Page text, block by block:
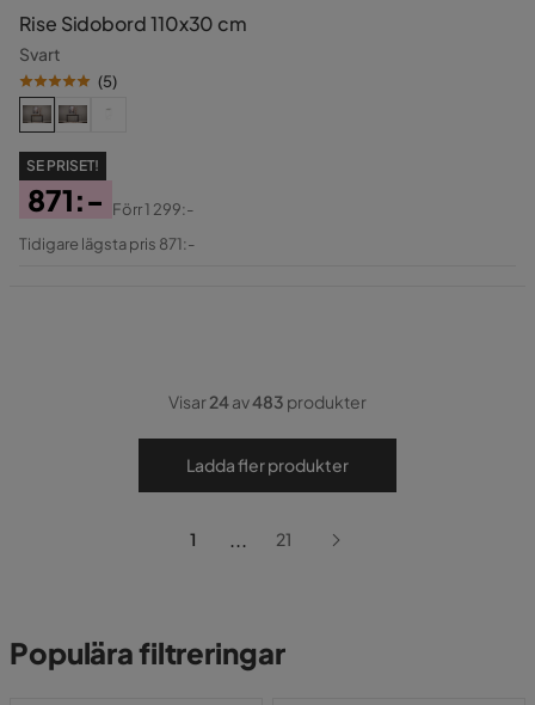
Rise Sidobord 110x30 cm
Svart
(5)
SE PRISET!
Pris
871:-
Original
Förr1 299:-
Tidigare lägsta pris 871:-
Visar24av483 produkter
Ladda fler produkter
1 ... 21
Populära filtreringar